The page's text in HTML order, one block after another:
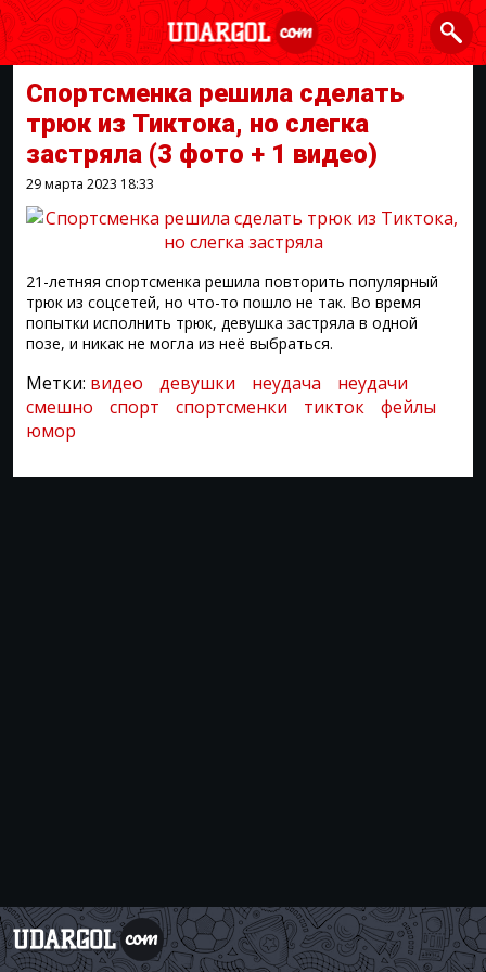
Спортсменка решила сделать
трюк из Тиктока, но слегка
застряла (3 фото + 1 видео)
29 марта 2023 18:33
21-летняя спортсменка решила повторить популярный
трюк из соцсетей, но что-то пошло не так. Во время
попытки исполнить трюк, девушка застряла в одной
позе, и никак не могла из неё выбраться.
Метки: видео девушки неудача
неудачи
смешно
спорт спортсменки тикток
фейлы
юмор